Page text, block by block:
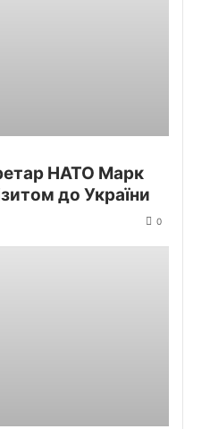
НАТО Марк
до України
0